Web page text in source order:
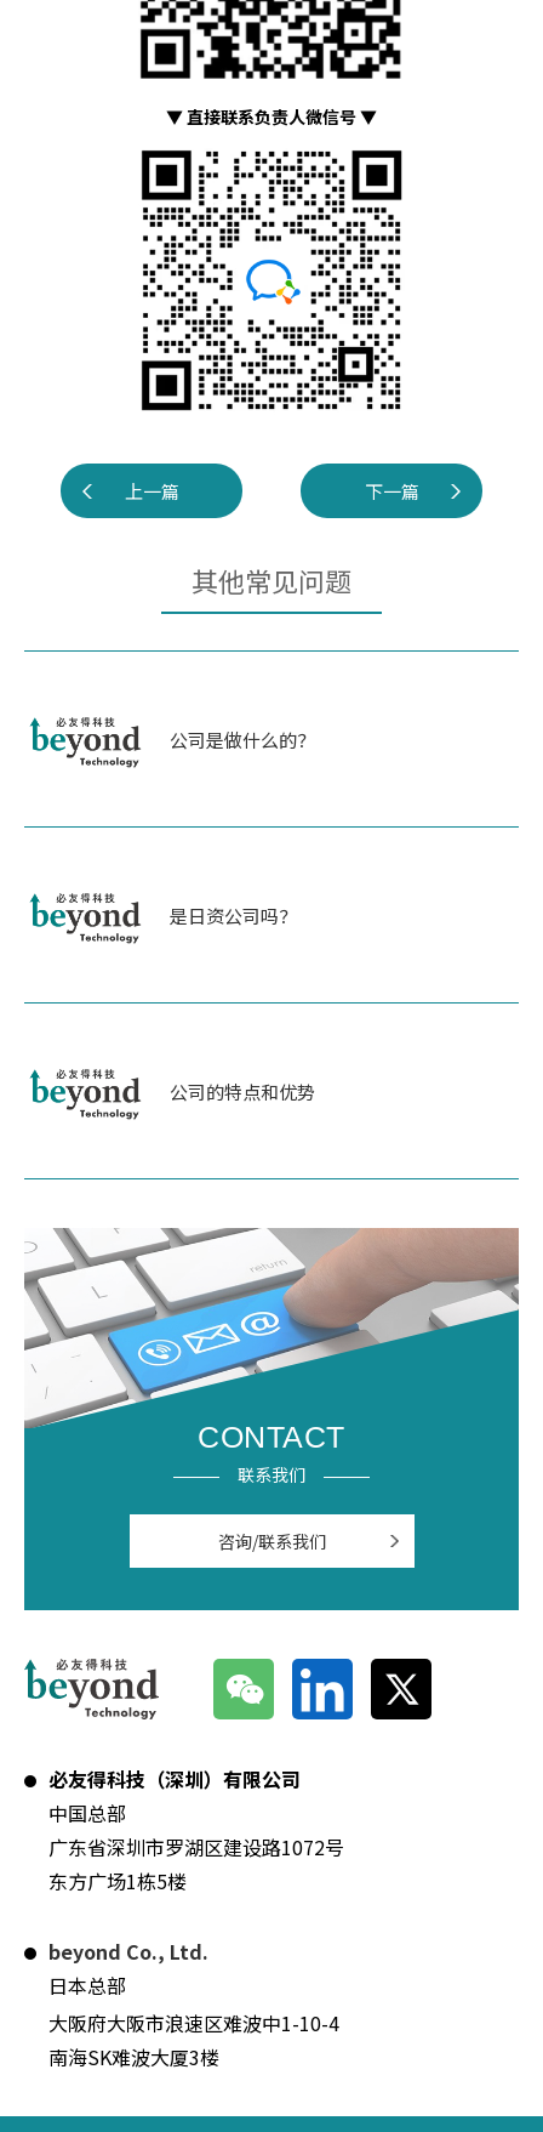
▼ 直接联系负责人微信号 ▼
上一篇 下一篇
其他常见问题
公司是做什么的？
是日资公司吗？
公司的特点和优势
CONTACT
联系我们
咨询/联系我们
必友得科技（深圳）有限公司
中国总部
广东省深圳市罗湖区建设路1072号
东方广场1栋5楼
beyond Co., Ltd.
日本总部
大阪府大阪市浪速区难波中1-10-4
南海SK难波大厦3楼